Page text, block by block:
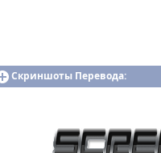
Скриншоты Перевода: